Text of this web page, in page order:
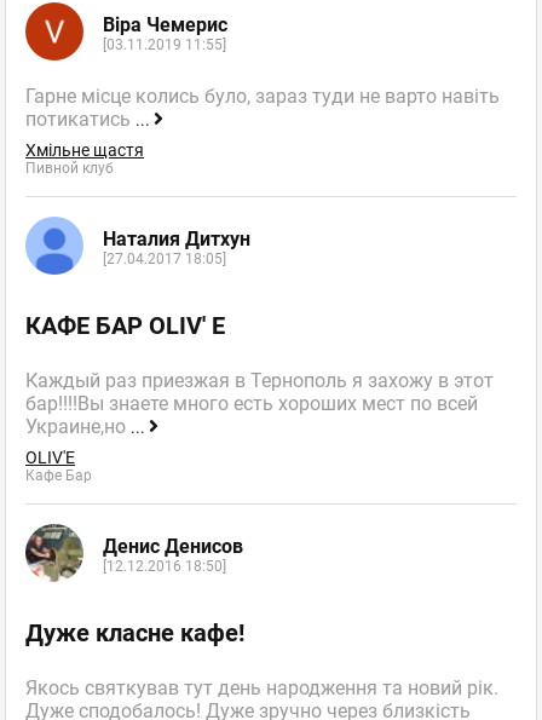
Віра Чемерис
[03.11.2019 11:55]
Гарне місце колись було, зараз туди не варто навіть
потикатись ...
Хмільне щастя
Пивной клуб
Наталия Дитхун
[27.04.2017 18:05]
КАФЕ БАР OLIV' E
Каждый раз приезжая в Тернополь я захожу в этот
бар!!!!Вы знаете много есть хороших мест по всей
Украине,но ...
OLIV'E
Кафе Бар
Денис Денисов
[12.12.2016 18:50]
Дуже класне кафе!
Якось святкував тут день народження та новий рік.
Дуже сподобалось! Дуже зручно через близкість